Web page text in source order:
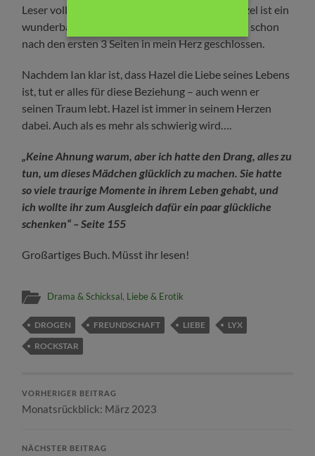
Leser vollkommen in den Bann zu schlagen. Hazel ist ein
wunderbares Mädchen, ich glaube, ich hatte sie schon
nach den ersten 3 Seiten in mein Herz geschlossen.
Nachdem Ian klar ist, dass Hazel die Liebe seines Lebens
ist, tut er alles für diese Beziehung – auch wenn er
seinen Traum lebt. Hazel ist immer in seinem Herzen
dabei. Auch als es mehr als schwierig wird….
„Keine Ahnung warum, aber ich hatte den Drang, alles zu
tun, um dieses Mädchen glücklich zu machen. Sie hatte
so viele traurige Momente in ihrem Leben gehabt, und
ich wollte ihr zum Ausgleich dafür ein paar glückliche
schenken“ – Seite 155
Großartiges Buch. Müsst ihr lesen!
Drama & Schicksal, Liebe & Erotik
DROGEN FREUNDSCHAFT LIEBE
LYX
ROCKSTAR
VORHERIGER BEITRAG
Monatsrückblick: März 2023
NÄCHSTER BEITRAG